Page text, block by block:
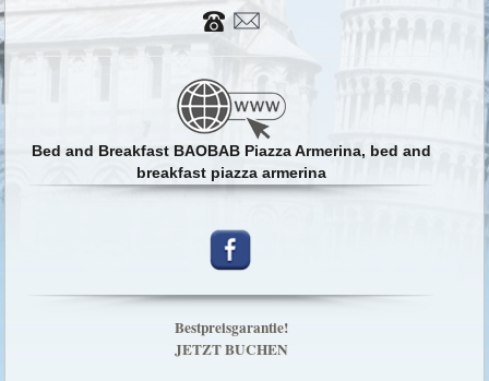
Bed and Breakfast BAOBAB Piazza Armerina, bed and
breakfast piazza armerina
Bestpreisgarantie!
JETZT BUCHEN